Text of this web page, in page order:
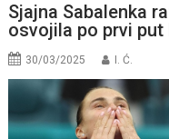
Sjajna Sabalenka
osvojila po prvi
30/03/2025 I. Ć.